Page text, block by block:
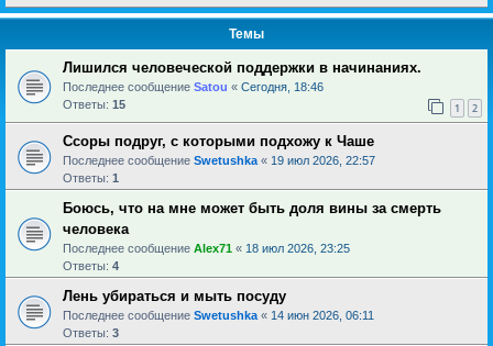
Темы
Лишился человеческой поддержки в начинаниях.
Последнее сообщение Satou « Сегодня, 18:46
Ответы: 15 1 2
Ссоры подруг, с которыми подхожу к Чаше
Последнее сообщение Swetushka « 19 июл 2026, 22:57
Ответы: 1
Боюсь, что на мне может быть доля вины за смерть
человека
Последнее сообщение Alex71 « 18 июл 2026, 23:25
Ответы: 4
Лень убираться и мыть посуду
Последнее сообщение Swetushka « 14 июн 2026, 06:11
Ответы: 3